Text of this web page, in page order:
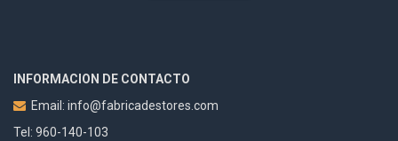
INFORMACION DE CONTACTO
Email: info@fabricadestores.com
Tel: 960-140-103